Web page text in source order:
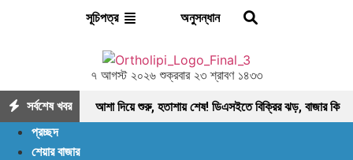
সূচিপত্র অনুসন্ধান
৭ আগস্ট ২০২৬ শুক্রবার ২৩ শ্রাবণ ১৪৩৩
সর্বশেষ খবর আশা দিয়ে শুরু, হতাশায় শেষ! ডিএসইতে বিক্রির ঝড়, বাজার কি
প্রচ্ছদ
শেয়ার বাজার